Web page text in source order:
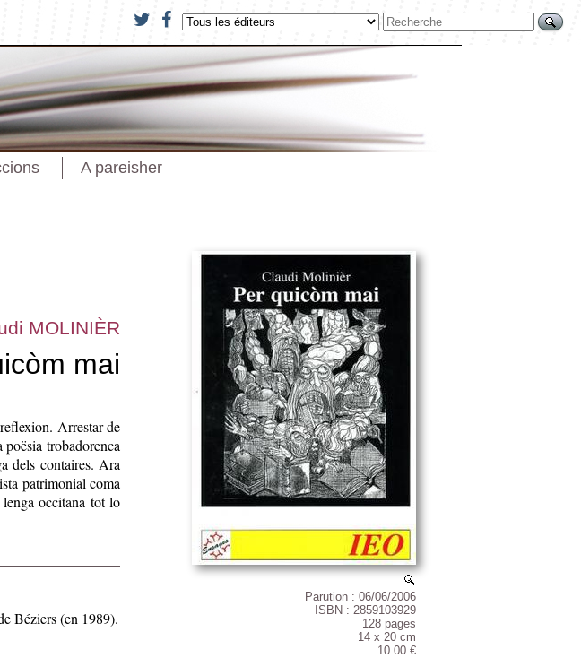
A pareisher
Parution : 06/06/2006
ISBN : 2859103929
128 pages
14 x 20 cm
10.00 €
MOLINIÈR
mai
Arrestar de
trobadorenca
dels contaires. Ara
patrimonial coma
occitana tot lo
Béziers (en 1989).